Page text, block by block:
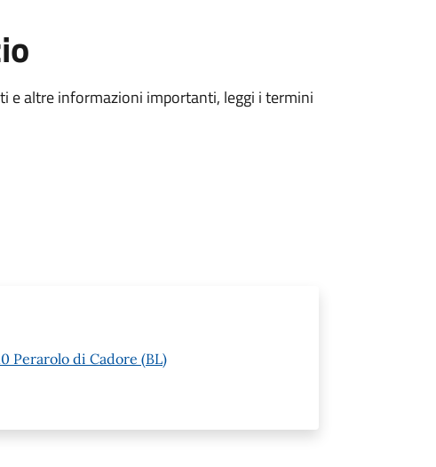
e altre informazioni importanti, leggi i termini
Perarolo di Cadore (BL)